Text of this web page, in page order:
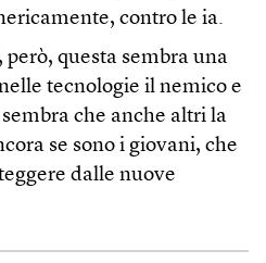
contro le ia.
questa sembra una
tecnologie il nemico e
che anche altri la
se sono i giovani, che
dalle nuove